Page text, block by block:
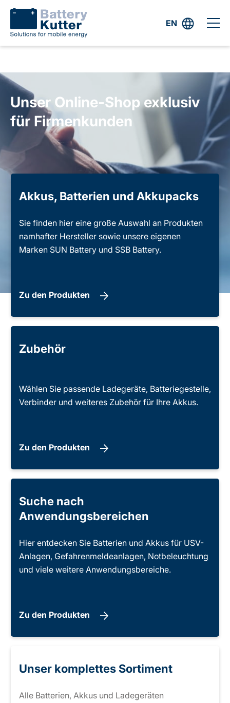
EN
Unser Online-Shop exklusiv
für Firmenkunden
Akkus, Batterien und Akkupacks
Sie finden hier eine große Auswahl an Produkten
namhafter Hersteller sowie unsere eigenen
Marken SUN Battery und SSB Battery.
Zu den Produkten
Zubehör
Wählen Sie passende Ladegeräte, Batteriegestelle,
Verbinder und weiteres Zubehör für Ihre Akkus.
Zu den Produkten
Suche nach
Anwendungsbereichen
Hier entdecken Sie Batterien und Akkus für USV-
Anlagen, Gefahrenmeldeanlagen, Notbeleuchtung
und viele weitere Anwendungsbereiche.
Zu den Produkten
Unser komplettes Sortiment
Alle Batterien, Akkus und Ladegeräten